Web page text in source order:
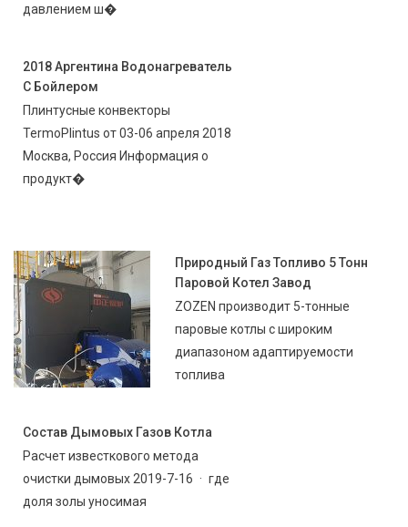
давлением ш�
2018 Аргентина Водонагреватель
С Бойлером
Плинтусные конвекторы
TermoPlintus от 03-06 апреля 2018
Москва, Россия Информация о
продукт�
Природный Газ Топливо 5 Тонн
Паровой Котел Завод
ZOZEN производит 5-тонные
паровые котлы с широким
диапазоном адаптируемости
топлива
Состав Дымовых Газов Котла
Расчет известкового метода
очистки дымовых 2019-7-16 · где
доля золы уносимая